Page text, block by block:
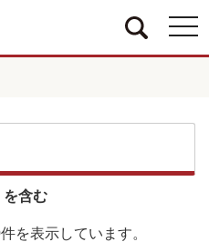
を含む
を表示しています。